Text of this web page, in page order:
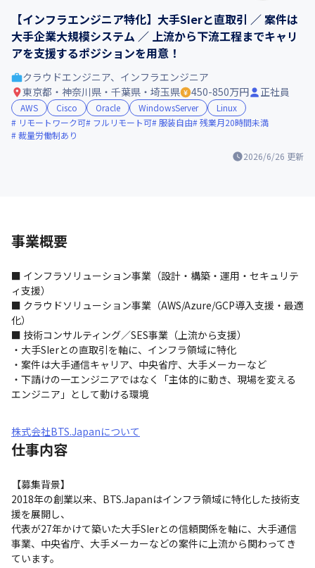
【インフラエンジニア特化】大手SIerと直取引 ／ 案件は
大手企業大規模システム ／ 上流から下流工程までキャリ
アを支援するポジションを用意！
2026/6/26 更新
クラウドエンジニア、インフラエンジニア
東京都・神奈川県・千葉県・埼玉県
450-850万円 正社員
AWS Cisco Oracle WindowsServer
Linux
リモートワーク可
フルリモート可 服装自由
残業月20時間未満
裁量労働制あり
事業概要
■ インフラソリューション事業（設計・構築・運用・セキュリテ
ィ支援）
■ クラウドソリューション事業（AWS/Azure/GCP導入支援・最適
化）
■ 技術コンサルティング／SES事業（上流から支援）
・大手SIerとの直取引を軸に、インフラ領域に特化
・案件は大手通信キャリア、中央省庁、大手メーカーなど
・下請けの一エンジニアではなく「主体的に動き、現場を変える
エンジニア」として動ける環境
株式会社BTS.Japanについて
仕事内容
【募集背景】
2018年の創業以来、BTS.Japanはインフラ領域に特化した技術支
援を展開し、
代表が27年かけて築いた大手SIerとの信頼関係を軸に、大手通信
事業、中央省庁、大手メーカーなどの案件に上流から関わってき
ています。